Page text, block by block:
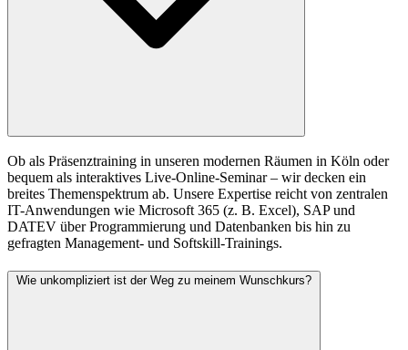
Ob als Präsenztraining in unseren modernen Räumen in Köln oder
bequem als interaktives Live-Online-Seminar – wir decken ein
breites Themenspektrum ab. Unsere Expertise reicht von zentralen
IT-Anwendungen wie Microsoft 365 (z. B. Excel), SAP und
DATEV über Programmierung und Datenbanken bis hin zu
gefragten Management- und Softskill-Trainings.
Wie unkompliziert ist der Weg zu meinem Wunschkurs?